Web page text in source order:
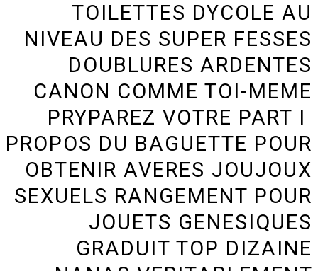
TOILETTES DYCOLE AU
NIVEAU DES SUPER FESSES
DOUBLURES ARDENTES
CANON COMME TOI-MEME
PRYPAREZ VOTRE PART I
PROPOS DU BAGUETTE POUR
OBTENIR AVERES JOUJOUX
SEXUELS RANGEMENT POUR
JOUETS GENESIQUES
GRADUIT TOP DIZAINE